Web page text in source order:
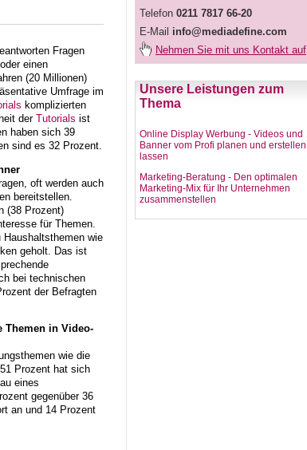
Unsere Leistungen zum
Thema
Online Display Werbung - Videos und
Banner vom Profi planen und erstellen
lassen
Marketing-Beratung - Den optimalen
Marketing-Mix für Ihr Unternehmen
zusammenstellen
Fragen
einen
(20 Millionen)
Umfrage im
komplizierten
derTutorials ist
haben sich 39
sind es 32 Prozent.
oft werden auch
bereitstellen.
(38 Prozent)
für Themen.
Haushaltsthemen wie
geholt. Das ist
bei technischen
der Befragten
Themen in Video-
wie die
Prozent hat sich
eines
gegenüber 36
an und 14 Prozent
Telefon 0211 7817 66-20
E-Mail info@mediadefine.com
Nehmen Sie mit uns Kontakt auf